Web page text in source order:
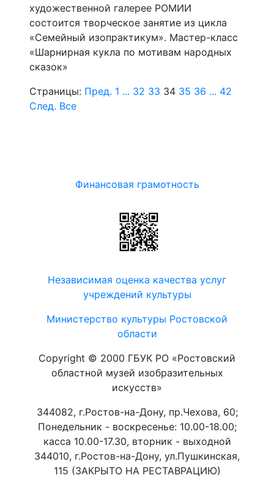
художественной галерее РОМИИ
состоится творческое занятие из цикла
«Семейный изопрактикум». Мастер-класс
«Шарнирная кукла по мотивам народных
сказок»
Страницы: Пред. 1 ... 32 33 34 35 36 ... 42
След. Все
Финансовая грамотность
Независимая оценка качества услуг
учреждений культуры
Министерство культуры Ростовской
области
Copyright © 2000 ГБУК РО «Ростовский
областной музей изобразительных
искусств»
344082, г.Ростов-на-Дону, пр.Чехова, 60;
Понедельник - воскресенье: 10.00-18.00;
касса 10.00-17.30, вторник - выходной
344010, г.Ростов-на-Дону, ул.Пушкинская,
115 (ЗАКРЫТО НА РЕСТАВРАЦИЮ)